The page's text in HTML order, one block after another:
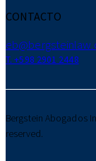
CONTACTO
T. +598 2901 2448
Bergstein Abogados
reserved.